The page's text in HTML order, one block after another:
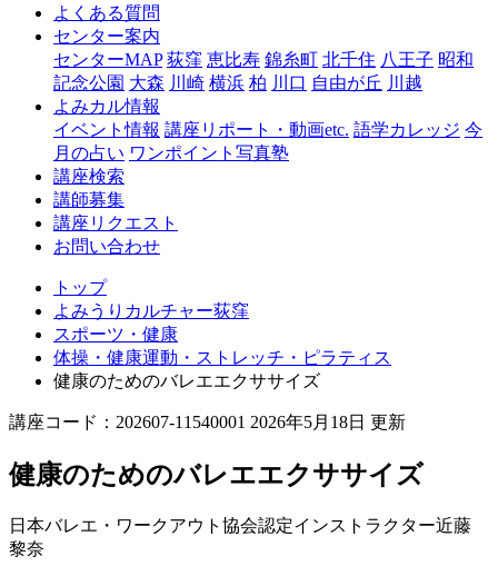
窪
よくある質問
センター案内
センターMAP 荻窪 恵比寿 錦糸町 北千住 八王子 昭和
記念公園 大森 川崎 横浜 柏 川口 自由が丘 川越
よみカル情報
イベント情報 講座リポート・動画etc. 語学カレッジ 今
月の占い ワンポイント写真塾
講座検索
講師募集
講座リクエスト
お問い合わせ
トップ
よみうりカルチャー荻窪
スポーツ・健康
体操・健康運動・ストレッチ・ピラティス
健康のためのバレエエクササイズ
講座コード：202607-11540001 2026年5月18日 更新
健康のためのバレエエクササイズ
日本バレエ・ワークアウト協会認定インストラクター近藤
黎奈